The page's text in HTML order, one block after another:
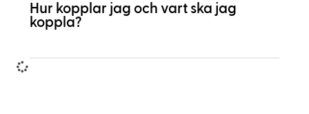
Hur kopplar jag och vart ska jag
koppla?